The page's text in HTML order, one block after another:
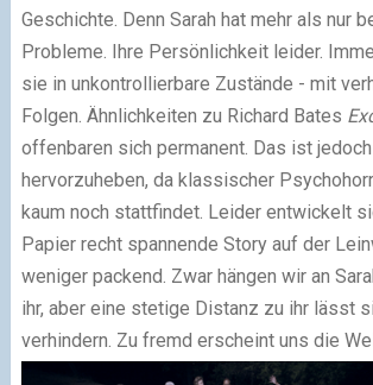
Geschichte. Denn Sarah hat mehr als nur
Probleme. Ihre Persönlichkeit leider.
sie in unkontrollierbare Zustände - mit
Folgen. Ähnlichkeiten zu Richard Bates
offenbaren sich permanent. Das ist
hervorzuheben, da klassischer
kaum noch stattfindet. Leider entwickelt
Papier recht spannende Story auf der
weniger packend. Zwar hängen wir an
ihr, aber eine stetige Distanz zu ihr lässt
verhindern. Zu fremd erscheint uns die